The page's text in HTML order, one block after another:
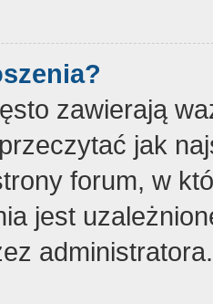
zawierają
jak
forum, w
jest
administratora.